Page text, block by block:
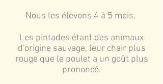
Nous les élevons 4 à 5 mois.
Les pintades étant des animaux
d'origine sauvage, leur chair plus
rouge que le poulet a un goût plus
prononcé.